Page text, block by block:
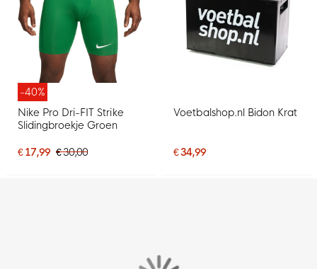
-40%
Nike Pro Dri-FIT Strike
Slidingbroekje Groen
€ 17,99 € 30,00
Voetbalshop.nl Bidon Krat
€ 34,99